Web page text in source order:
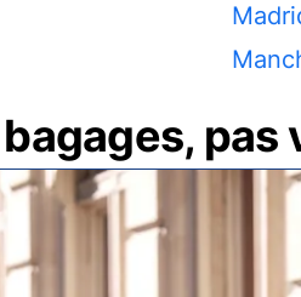
pas